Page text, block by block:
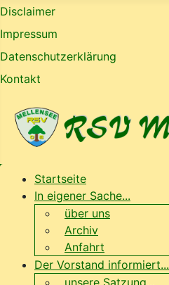
Disclaimer
Impressum
Datenschutzerklärung
Kontakt
Startseite
In eigener Sache...
über uns
Archiv
Anfahrt
Der Vorstand informiert...
unsere Satzung...